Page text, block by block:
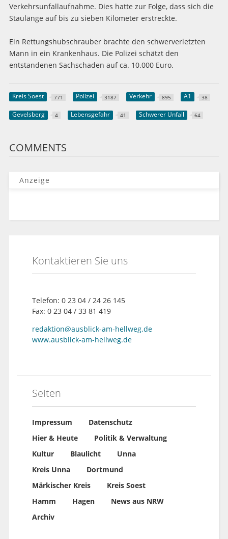
Verkehrsunfallaufnahme. Dies hatte zur Folge, dass sich die
Staulänge auf bis zu sieben Kilometer erstreckte.
Ein Rettungshubschrauber brachte den schwerverletzten
Mann in ein Krankenhaus. Die Polizei schätzt den
entstandenen Sachschaden auf ca. 10.000 Euro.
Kreis Soest 771 Polizei 3187 Verkehr 895 A1 38
Gevelsberg 4 Lebensgefahr 41 Schwerer Unfall 64
COMMENTS
Anzeige
Kontaktieren Sie uns
Telefon: 0 23 04 / 24 26 145
Fax: 0 23 04 / 33 81 419
redaktion@ausblick-am-hellweg.de
www.ausblick-am-hellweg.de
Seiten
Impressum
Datenschutz
Hier & Heute
Politik & Verwaltung
Kultur
Blaulicht
Unna
Kreis Unna
Dortmund
Märkischer Kreis
Kreis Soest
Hamm
Hagen
News aus NRW
Archiv